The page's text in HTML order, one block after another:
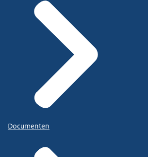
Documenten